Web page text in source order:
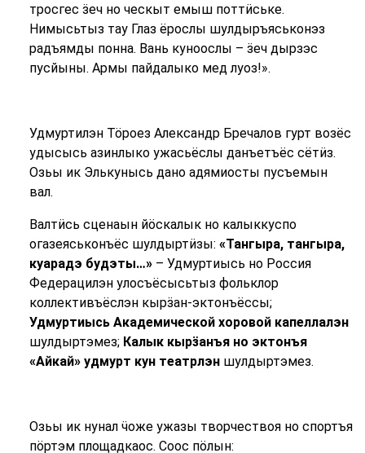
тросгес ӟеч но ческыт емыш поттӥське.
Нимысьтыз тау Глаз ёрослы шулдыръяськонэз
радъямды понна. Вань куноослы – ӟеч дырзэс
пусйыны. Армы пайдалыко мед луоз!».
Удмуртилэн Тӧроез Александр Бречалов гурт возёс
удысысь азинлыко ужасьёслы данъетъёс сётӥз.
Озьы ик Элькунысь дано адямиосты пусъемын
вал.
Валтӥсь сценаын йӧскалык но калыккуспо
огазеяськонъёс шулдыртӥзы: «Тангыра, тангыра,
куарадэ будэты…»– Удмуртиысь но Россия
Федерацилэн улосъёсысьтыз фольклор
коллективъёслэн кырӟан-эктонъёссы;
Удмуртиысь Академической хоровой капеллалэн
шулдыртэмез; Калык кырӟанъя но эктонъя
«Айкай» удмурт кун театрлэн шулдыртэмез.
Озьы ик нунал ӵоже ужазы творчествоя но спортъя
пӧртэм площадкаос. Соос пӧлын: